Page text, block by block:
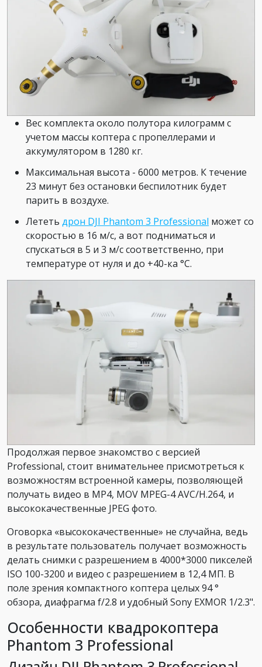
Вес комплекта около полутора килограмм с
учетом массы коптера с пропеллерами и
аккумулятором в 1280 кг.
Максимальная высота - 6000 метров. К течение
23 минут без остановки беспилотник будет
парить в воздухе.
Лететь дрон DJI Phantom 3 Professional может со
скоростью в 16 м/с, а вот подниматься и
спускаться в 5 и 3 м/с соответственно, при
температуре от нуля и до +40-ка °C.
Продолжая первое знакомство с версией
Professional, стоит внимательнее присмотреться к
возможностям встроенной камеры, позволяющей
получать видео в MP4, MOV MPEG-4 AVC/H.264, и
высококачественные JPEG фото.
Оговорка «высококачественные» не случайна, ведь
в результате пользователь получает возможность
делать снимки с разрешением в 4000*3000 пикселей
ISO 100-3200 и видео с разрешением в 12,4 МП. В
поле зрения компактного коптера целых 94 °
обзора, диафрагма f/2.8 и удобный Sony EXMOR 1/2.3".
Особенности квадрокоптера
Phantom 3 Professional